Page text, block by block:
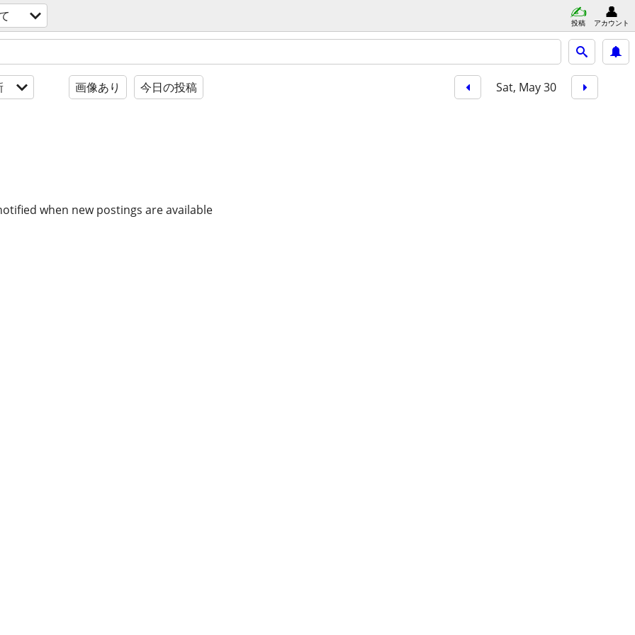
投稿 アカウント
画像あり 今日の投稿 Sat, May 30
when new postings are available